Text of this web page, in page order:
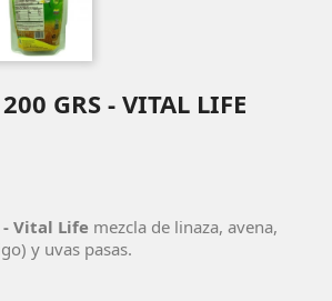
GRS - VITAL LIFE
- Vital Life mezcla de linaza, avena,
y uvas pasas.